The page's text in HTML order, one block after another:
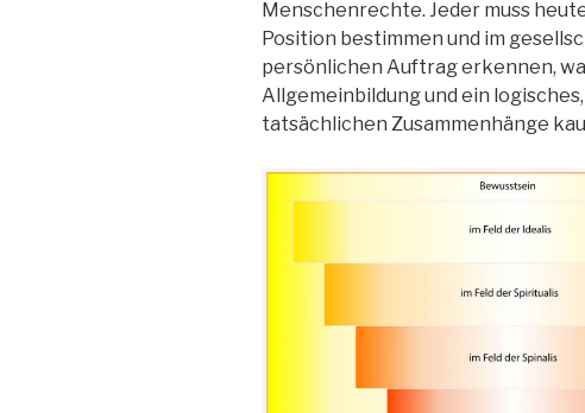
Menschenrechte. Jeder muss
Position bestimmen und im
persönlichen Auftrag erkennen,
Allgemeinbildung und ein
tatsächlichen Zusammenhänge